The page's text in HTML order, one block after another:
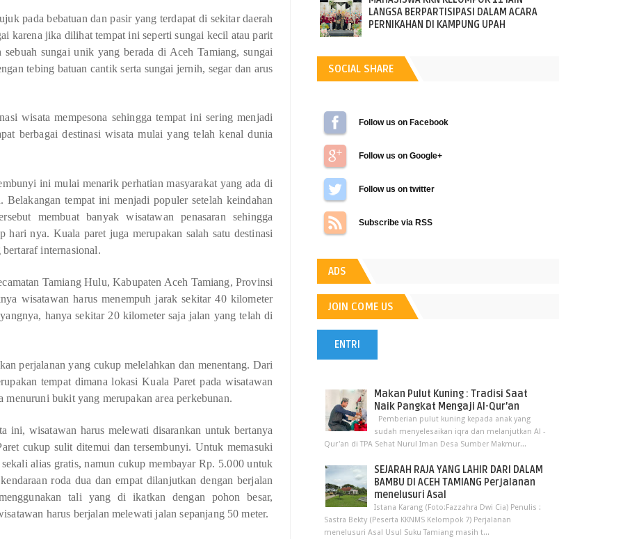
pada bebatuan dan pasir yang terdapat di sekitar daerah
karena jika dilihat tempat ini seperti sungai kecil atau parit
sebuah sungai unik yang berada di Aceh Tamiang, sungai
tebing batuan cantik serta sungai jernih, segar dan arus
wisata mempesona sehingga tempat ini sering menjadi
berbagai destinasi wisata mulai yang telah kenal dunia
ini mulai menarik perhatian masyarakat yang ada di
tempat ini menjadi populer setelah keindahan
membuat banyak wisatawan penasaran sehingga
nya. Kuala paret juga merupakan salah satu destinasi
internasional.
Tamiang Hulu, Kabupaten Aceh Tamiang, Provinsi
wisatawan harus menempuh jarak sekitar 40 kilometer
hanya sekitar 20 kilometer saja jalan yang telah di
perjalanan yang cukup melelahkan dan menentang. Dari
tempat dimana lokasi Kuala Paret pada wisatawan
bukit yang merupakan area perkebunan.
ini, wisatawan harus melewati disarankan untuk bertanya
cukup sulit ditemui dan tersembunyi. Untuk memasuki
alias gratis, namun cukup membayar Rp. 5.000 untuk
roda dua dan empat dilanjutkan dengan berjalan
tali yang di ikatkan dengan pohon besar,
harus berjalan melewati jalan sepanjang 50 meter.
LANGSA BERPARTISIPASI DALAM ACARA
PERNIKAHAN DI KAMPUNG UPAH
SOCIAL SHARE
Follow us on Facebook
Follow us on Google+
Follow us on Twitter
Subscribe via RSS
ADS
JOIN COME US
ENTRI
Makan Pulut Kuning : Tradisi Saat
Naik Pangkat Mengaji Al-Qur’an
Pemberian pulut kuning kepada anak yang
sudah menyelesaikan iqra dan melanjutkan Al -
Qur'an di TPA Sehat Nurul Iman Desa Sumber Makmur...
SEJARAH RAJA YANG LAHIR DARI DALAM
BAMBU DI ACEH TAMIANG Perjalanan
menelusuri Asal
Istana Karang (Foto:Fazzahra Dwi Cia) Penulis :
Sastra Bekty (Peserta KKNMS Kelompok 7) Perjalanan
menelusuri Asal Usul Suku Tamiang masih t...